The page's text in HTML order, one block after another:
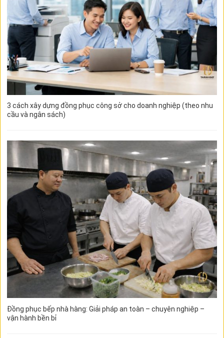
3 cách xây dựng đồng phục công sở cho doanh nghiệp (theo nhu
cầu và ngân sách)
Đồng phục bếp nhà hàng: Giải pháp an toàn – chuyên nghiệp –
vận hành bền bỉ